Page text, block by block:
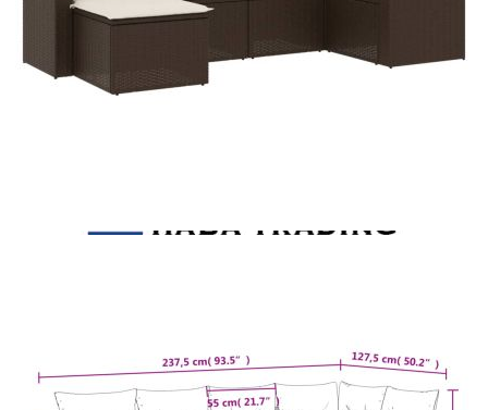
полиратан